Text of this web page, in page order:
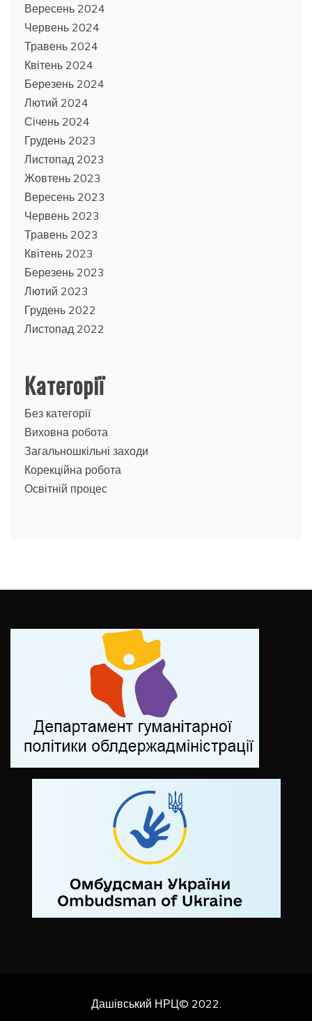
Вересень 2024
Червень 2024
Травень 2024
Квітень 2024
Березень 2024
Лютий 2024
Січень 2024
Грудень 2023
Листопад 2023
Жовтень 2023
Вересень 2023
Червень 2023
Травень 2023
Квітень 2023
Березень 2023
Лютий 2023
Грудень 2022
Листопад 2022
Категорії
Без категорії
Виховна робота
Загальношкільні заходи
Корекційна робота
Освітній процес
Дашівський НРЦ© 2022.